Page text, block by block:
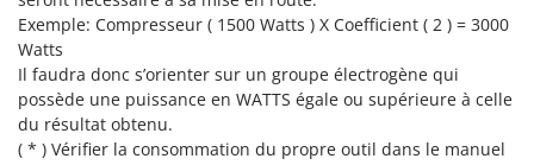
W
Waldner
Weber
WIDU
Wiper EcoRobot
Exemple: Compresseur ( 1500 Watts ) X Coefficient ( 2 ) = 3000
Watts
Il faudra donc s’orienter sur un groupe électrogène qui
possède une puissance en WATTS égale ou supérieure à celle
du résultat obtenu.
( * ) Vérifier la consommation du propre outil dans le manuel